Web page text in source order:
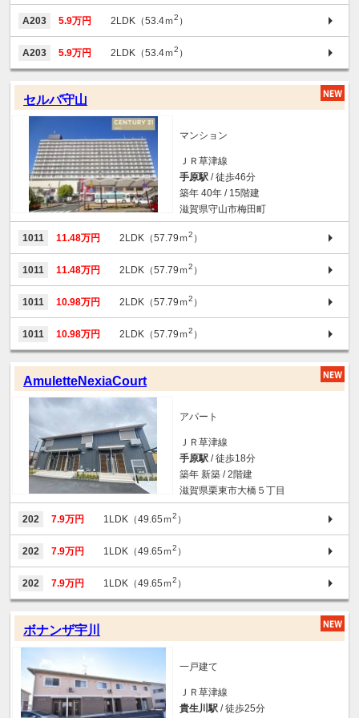
A203 5.9万円 2LDK（53.4ｍ2 ）
A203 5.9万円 2LDK（53.4ｍ2 ）
セルバ守山
マンション
ＪＲ草津線
手原駅 / 徒歩46分
築年 40年 / 15階建
滋賀県守山市梅田町
1011 11.48万円 2LDK（57.79ｍ2 ）
1011 11.48万円 2LDK（57.79ｍ2 ）
1011 10.98万円 2LDK（57.79ｍ2 ）
1011 10.98万円 2LDK（57.79ｍ2 ）
AmuletteNexiaCourt
アパート
ＪＲ草津線
手原駅 / 徒歩18分
築年 新築 / 2階建
滋賀県栗東市大橋５丁目
202 7.9万円 1LDK（49.65ｍ2 ）
202 7.9万円 1LDK（49.65ｍ2 ）
202 7.9万円 1LDK（49.65ｍ2 ）
ボナンザ宇川
一戸建て
ＪＲ草津線
貴生川駅 / 徒歩25分